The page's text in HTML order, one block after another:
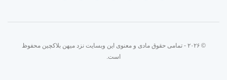
© ۲۰۲۶ - تمامی حقوق مادی و معنوی این وبسایت نزد میهن بلاکچین محفوظ
است.